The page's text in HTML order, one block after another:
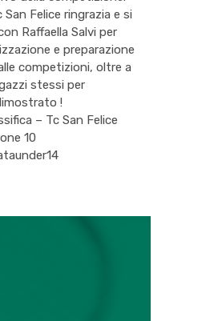
Felice ringrazia e si
Raffaella Salvi per
e preparazione
competizioni, oltre a
stessi per
!
– Tc San Felice
10